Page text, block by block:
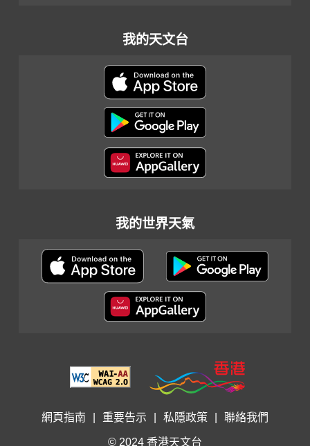
我的天文台
我的世界天氣
網頁指南 重要告示 私隱政策 聯絡我們
© 2024 香港天文台